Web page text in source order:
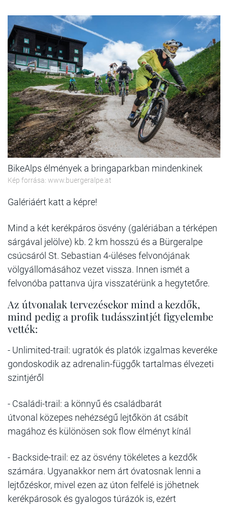
BikeAlps élmények a bringaparkban mindenkinek
Kép forrása: www.buergeralpe.at
Galériáért katt a képre!
Mind a két kerékpáros ösvény (galériában a térképen
sárgával jelölve) kb. 2 km hosszú és a Bürgeralpe
csúcsáról St. Sebastian 4-üléses felvonójának
völgyállomásához vezet vissza. Innen ismét a
felvonóba pattanva újra visszatérünk a hegytetőre.
Az útvonalak tervezésekor mind a kezdők,
mind pedig a profik tudásszintjét figyelembe
vették:
- Unlimited-trail: ugratók és platók izgalmas keveréke
gondoskodik az adrenalin-függők tartalmas élvezeti
szintjéről
- Családi-trail: a könnyű és családbarát
útvonal közepes nehézségű lejtőkön át csábít
magához és különösen sok flow élményt kínál
- Backside-trail: ez az ösvény tökéletes a kezdők
számára. Ugyanakkor nem árt óvatosnak lenni a
lejtőzéskor, mivel ezen az úton felfelé is jöhetnek
kerékpárosok és gyalogos túrázók is, ezért